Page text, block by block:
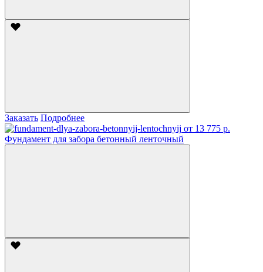
Заказать Подробнее
от 13 775 р.
Фундамент для забора бетонный ленточный